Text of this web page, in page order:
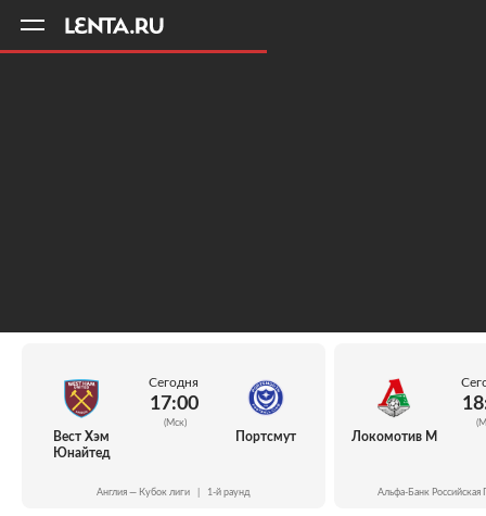
Вест Хэм
Юнайтед
Сегодня
17:00
(Мск)
Портсмут
Англия — Кубок лиги 1-й раунд
Локомотив М
Альфа-Банк Российская